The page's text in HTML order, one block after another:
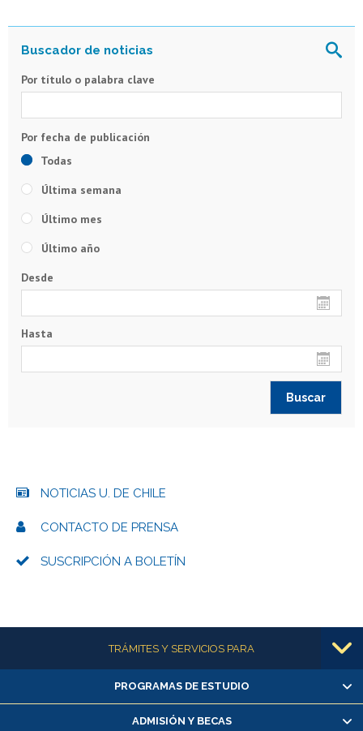
Por título o palabra clave
Todas
Última semana
Último mes
Último año
Desde
Hasta
NOTICIAS U. DE CHILE
CONTACTO DE PRENSA
SUSCRIPCIÓN A BOLETÍN
Más informaciónTRÁMITES Y SERVICIOS PARA
Alumnas/os y exalumnas/os
Matrícula en línea
PROGRAMAS DE ESTUDIO
ADMISIÓN Y BECAS